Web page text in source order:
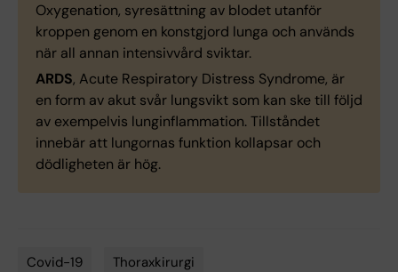
Oxygenation, syresättning av blodet utanför
kroppen genom en konstgjord lunga och används
när all annan intensivvård sviktar.
ARDS, Acute Respiratory Distress Syndrome, är
en form av akut svår lungsvikt som kan ske till följd
av exempelvis lunginflammation. Tillståndet
innebär att lungornas funktion kollapsar och
dödligheten är hög.
Covid-19 Thoraxkirurgi